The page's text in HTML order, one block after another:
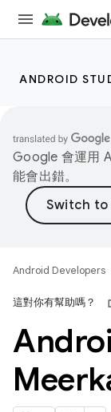
ANDROID
Google 會運用
能會出錯。
Android Developers
這對你有幫助嗎？